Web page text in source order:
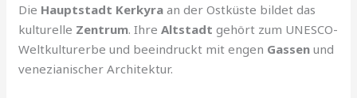
Die Hauptstadt Kerkyra an der Ostküste bildet das
kulturelle Zentrum. IhreAltstadt gehört zum UNESCO-
Weltkulturerbe und beeindruckt mit engen Gassen und
venezianischer Architektur.